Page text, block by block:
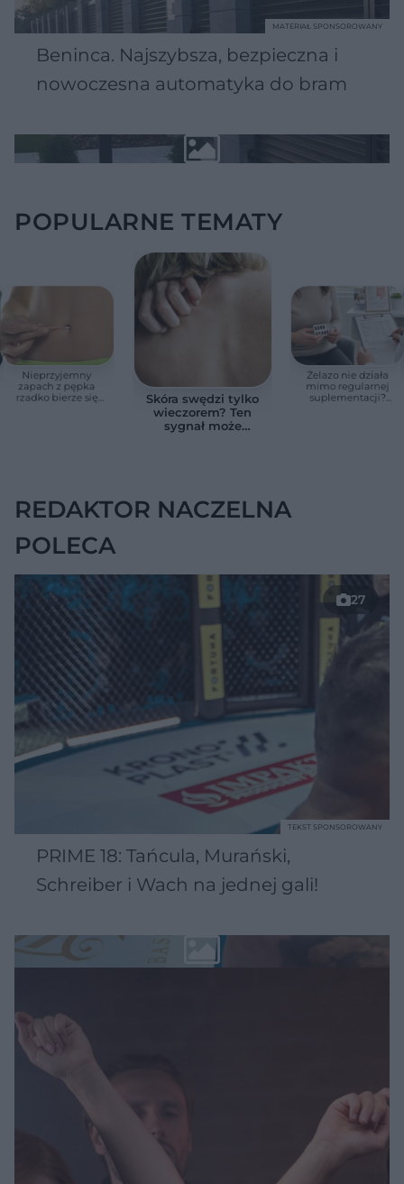
Beninca. Najszybsza, bezpieczna i
nowoczesna automatyka do bram
MATERIAŁ SPONSOROWANY
POPULARNE TEMATY
Nieprzyjemny
zapach z pępka
rzadko bierze się
Skóra swędzi tylko
wieczorem? Ten
sygnał może
Żelazo nie działa
mimo regularnej
suplementacji?
REDAKTOR NACZELNA
POLECA
27
PRIME 18: Tańcula, Murański,
Schreiber i Wach na jednej gali!
TEKST SPONSOROWANY